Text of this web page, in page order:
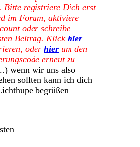
Bitte registriere Dich erst
im Forum, aktiviere
oder schreibe
Beitrag. Klick hier
oder hier um den
erneut zu
wenn wir uns also
sollten kann ich dich
begrüßen